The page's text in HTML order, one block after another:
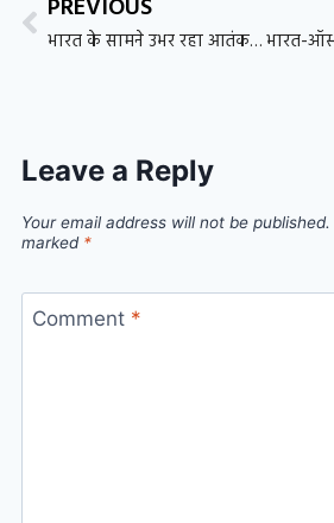
PREVIOUS
भारत के सामने उभर रहा आतंकवाद का नया खतरा, ‘हाइब्रिड मॉड्यूल’ बने सुरक्षा एजेंसियों की बड़ी चुनौती
Leave a Reply
Your email address will not be published.
marked *
Comment *